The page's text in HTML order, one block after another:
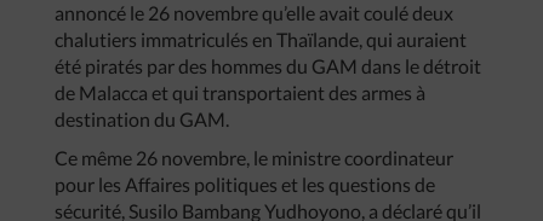
annoncé le 26 novembre qu’elle avait coulé deux
chalutiers immatriculés en Thaïlande, qui auraient
été piratés par des hommes du GAM dans le détroit
de Malacca et qui transportaient des armes à
destination du GAM.
Ce même 26 novembre, le ministre coordinateur
pour les Affaires politiques et les questions de
sécurité, Susilo Bambang Yudhoyono, a déclaré qu’il